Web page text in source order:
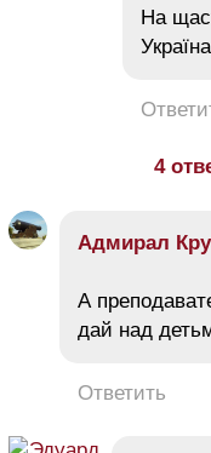
На
4
Адмирал
А
дай над
Ответить